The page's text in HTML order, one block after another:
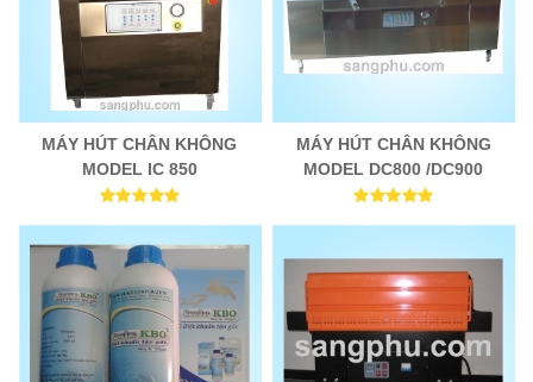
MÁY HÚT CHÂN KHÔNG
MODEL IC 850
MÁY HÚT CHÂN KHÔNG
MODEL DC800 /DC900